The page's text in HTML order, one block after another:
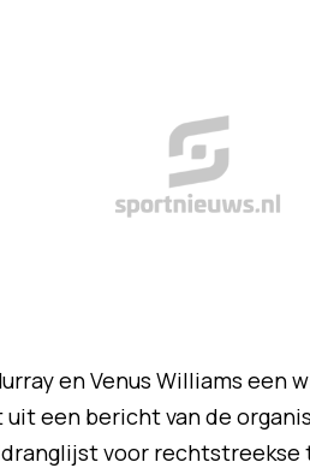
en Venus Williams een
een bericht van de
voor